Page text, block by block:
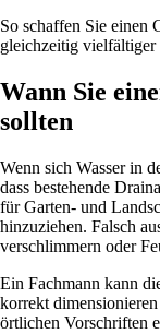
So schaffen Sie einen
gleichzeitig
Wann Sie
sollten
Wenn sich Wasser in
dass bestehende
für Garten- und
hinzuziehen. Falsch
verschlimmern oder
Ein Fachmann kann
korrekt
örtlichen Vorschriften